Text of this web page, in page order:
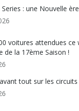
Series : une Nouvelle
voitures attendues ce
de la 17ème Saison !
tout sur les